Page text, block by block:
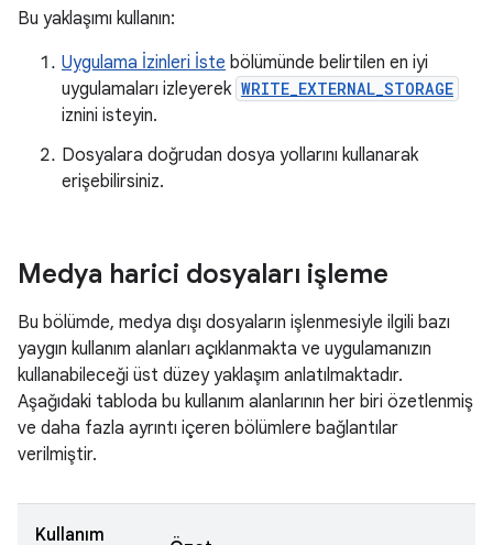
Bu yaklaşımı kullanın:
Uygulama İzinleri İste bölümünde belirtilen en iyi
uygulamaları izleyerek WRITE_EXTERNAL_STORAGE
iznini isteyin.
Dosyalara doğrudan dosya yollarını kullanarak
erişebilirsiniz.
Medya harici dosyaları işleme
Bu bölümde, medya dışı dosyaların işlenmesiyle ilgili bazı
yaygın kullanım alanları açıklanmakta ve uygulamanızın
kullanabileceği üst düzey yaklaşım anlatılmaktadır.
Aşağıdaki tabloda bu kullanım alanlarının her biri özetlenmiş
ve daha fazla ayrıntı içeren bölümlere bağlantılar
verilmiştir.
Kullanım